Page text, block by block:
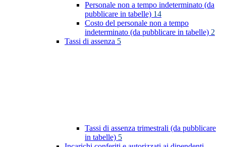
Personale non a tempo indeterminato (da
pubblicare in tabelle) 14
Costo del personale non a tempo
indeterminato (da pubblicare in tabelle) 2
Tassi di assenza 5
Tassi di assenza trimestrali (da pubblicare
in tabelle) 5